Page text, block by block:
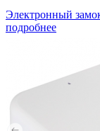
Электронный
подробнее